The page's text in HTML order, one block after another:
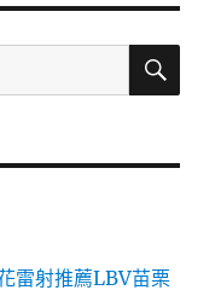
搜
雷射推薦LBV苗栗